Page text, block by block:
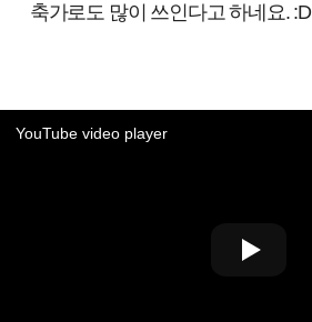
축가로도 많이 쓰인다고 하네요. :D
YouTube video player